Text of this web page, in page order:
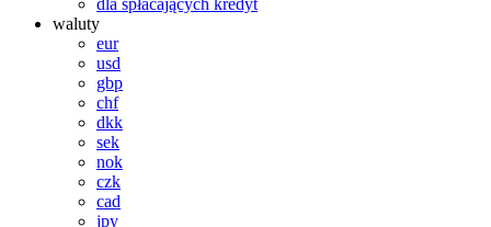
waluty
eur
usd
gbp
chf
dkk
sek
nok
czk
cad
jpy